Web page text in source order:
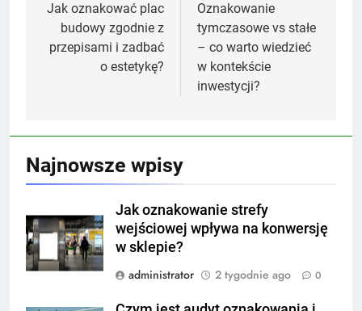
wpisu
Jak oznakować plac
budowy zgodnie z
przepisami i zadbać
o estetykę?
Oznakowanie
tymczasowe vs stałe
– co warto wiedzieć
w kontekście
inwestycji?
Najnowsze wpisy
Jak oznakowanie strefy
wejściowej wpływa na konwersję
w sklepie?
administrator
2 tygodnie ago 0